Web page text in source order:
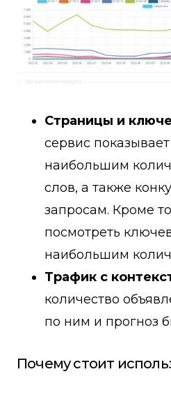
Страницы и
сервис
наибольшим
слов, а также
запросам. Кроме
посмотреть
наибольшим
Трафик с
количество
по ним и прогноз
Почему стоит